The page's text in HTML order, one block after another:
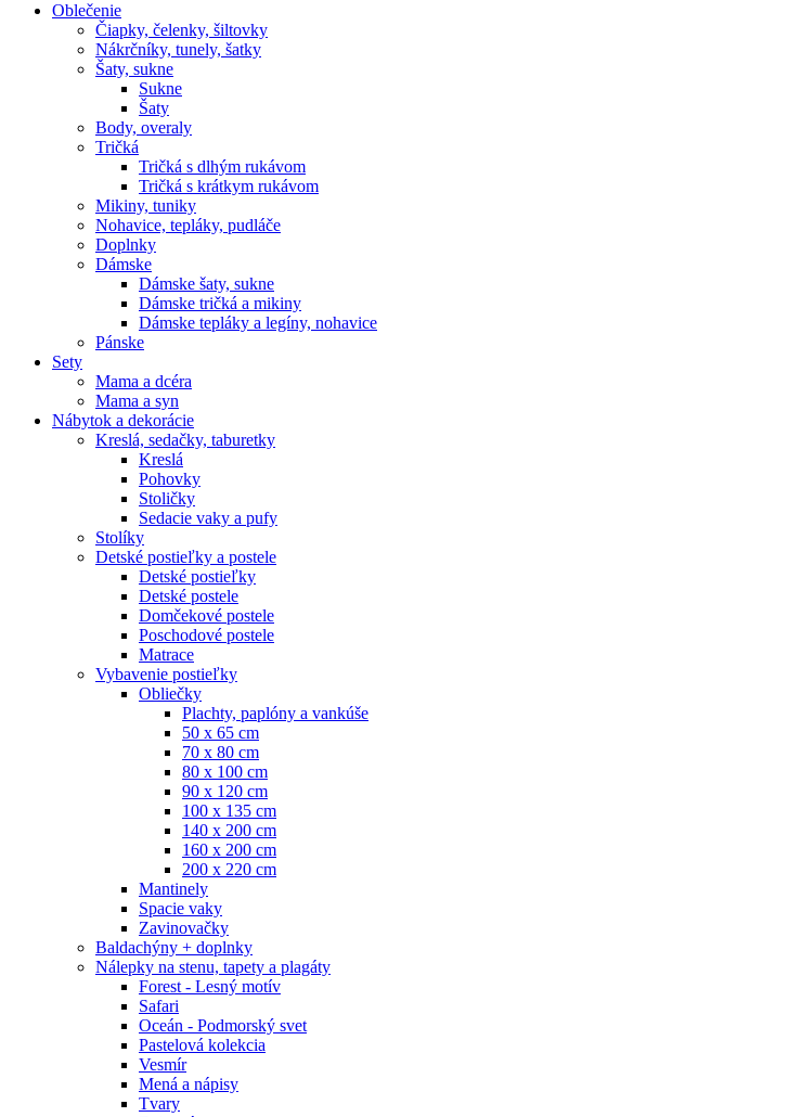
Oblečenie
Čiapky, čelenky, šiltovky
Nákrčníky, tunely, šatky
Šaty, sukne
Sukne
Šaty
Body, overaly
Tričká
Tričká s dlhým rukávom
Tričká s krátkym rukávom
Mikiny, tuniky
Nohavice, tepláky, pudláče
Doplnky
Dámske
Dámske šaty, sukne
Dámske tričká a mikiny
Dámske tepláky a legíny, nohavice
Pánske
Sety
Mama a dcéra
Mama a syn
Nábytok a dekorácie
Kreslá, sedačky, taburetky
Kreslá
Pohovky
Stoličky
Sedacie vaky a pufy
Stolíky
Detské postieľky a postele
Detské postieľky
Detské postele
Domčekové postele
Poschodové postele
Matrace
Vybavenie postieľky
Obliečky
Plachty, paplóny a vankúše
50 x 65 cm
70 x 80 cm
80 x 100 cm
90 x 120 cm
100 x 135 cm
140 x 200 cm
160 x 200 cm
200 x 220 cm
Mantinely
Spacie vaky
Zavinovačky
Baldachýny + doplnky
Nálepky na stenu, tapety a plagáty
Forest - Lesný motív
Safari
Oceán - Podmorský svet
Pastelová kolekcia
Vesmír
Mená a nápisy
Tvary